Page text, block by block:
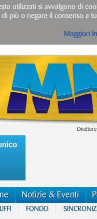
Notizie & Eventi
FONDO
utilizzati si avvalgono di
di più o negare il consenso a
Maggiori